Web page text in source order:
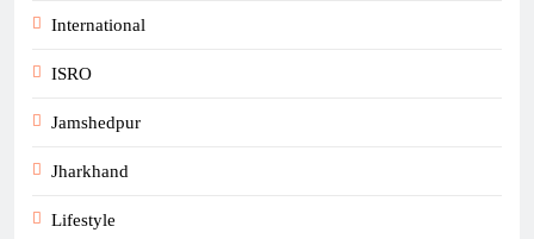
International
ISRO
Jamshedpur
Jharkhand
Lifestyle